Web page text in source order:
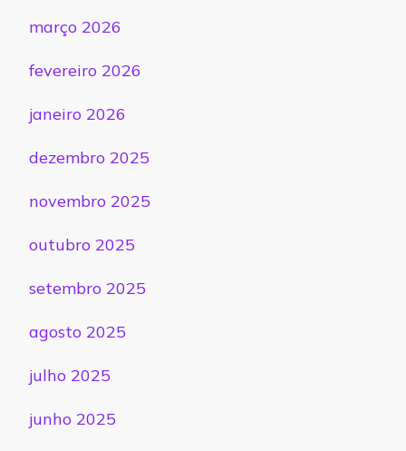
março 2026
fevereiro 2026
janeiro 2026
dezembro 2025
novembro 2025
outubro 2025
setembro 2025
agosto 2025
julho 2025
junho 2025